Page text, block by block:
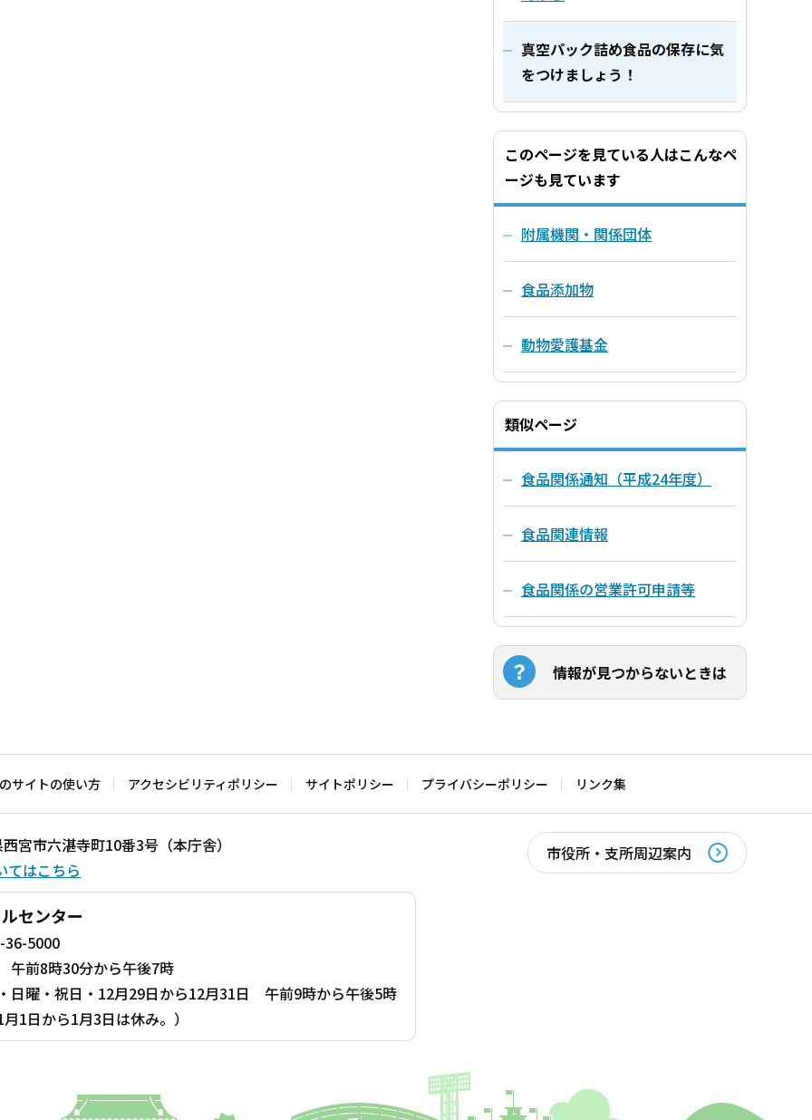
真空パック詰め食品の保存に気
をつけましょう！
このページを見ている人はこんなペ
ージも見ています
附属機関・関係団体
食品添加物
動物愛護基金
類似ページ
食品関係通知（平成24年度）
食品関連情報
食品関係の営業許可申請等
情報が見つからないときは
サイトの使い方 アクセシビリティポリシー サイトポリシー プライバシーポリシー リンク集
宮市六湛寺町10番3号（本庁舎）
てはこちら
センター
36-5000
前8時30分から午後7時
日曜・祝日・12月29日から12月31日 午前9時から午後5時
月1日から1月3日は休み。）
市役所・支所周辺案内